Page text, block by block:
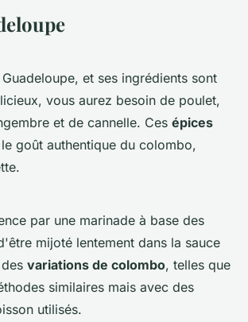
et ses ingrédients sont
vous aurez besoin de poulet,
et de cannelle. Ces épices
goût authentique du colombo,
par une marinade à base des
mijoté lentement dans la sauce
variations de colombo, telles que
similaires mais avec des
utilisés.